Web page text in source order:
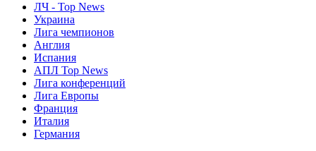
ЛЧ - Top News
Украина
Лига чемпионов
Англия
Испания
АПЛ Top News
Лига конференций
Лига Европы
Франция
Италия
Германия